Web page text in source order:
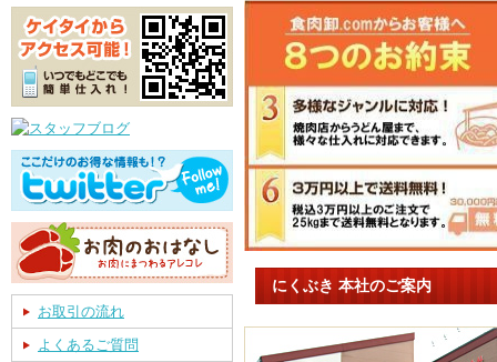
お取引の流れ
よくあるご質問
にくぶき 本社のご案内